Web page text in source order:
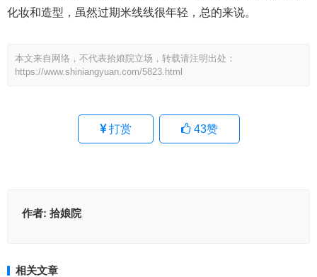
化妆和造型，虽然过期米线线很年轻，总的来说。
本文来自网络，不代表拾娘院立场，转载请注明出处：
https://www.shiniangyuan.com/5823.html
打赏 43赞
作者: 拾娘院
相关文章